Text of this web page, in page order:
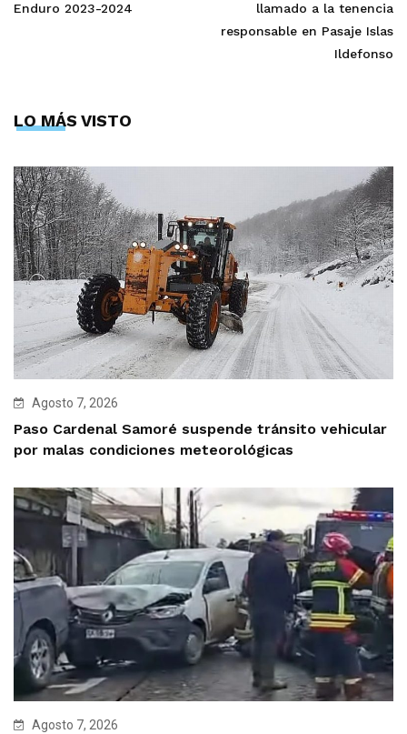
Enduro 2023-2024
llamado a la tenencia
responsable en Pasaje Islas
Ildefonso
LO MÁS VISTO
Agosto 7, 2026
Paso Cardenal Samoré suspende tránsito vehicular
por malas condiciones meteorológicas
Agosto 7, 2026